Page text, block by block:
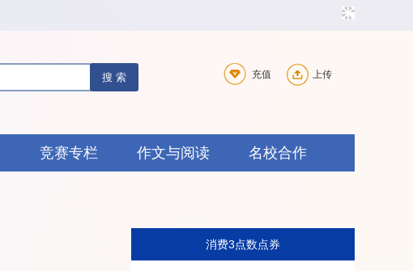
搜 索 充值 上传
竞赛专栏 作文与阅读 名校合作
消费3点数点券